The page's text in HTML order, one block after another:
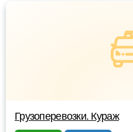
Грузоперевозки. Кураж